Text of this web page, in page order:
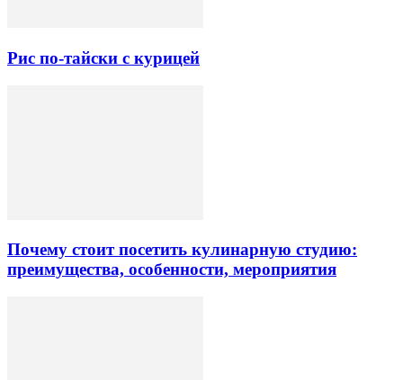
Рис по-тайски с курицей
Почему стоит посетить кулинарную студию:
преимущества, особенности, мероприятия